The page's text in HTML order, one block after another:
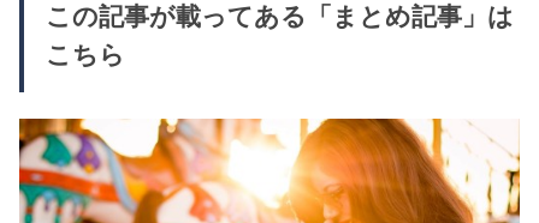
この記事が載ってある「まとめ記事」は
こちら